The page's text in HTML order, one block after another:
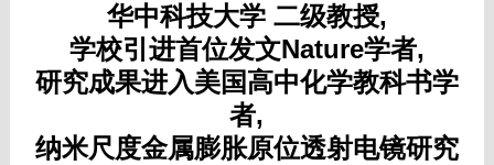
华中科技大学 二级教授,
学校引进首位发文Nature学者,
研究成果进入美国高中化学教科书学
者,
纳米尺度金属膨胀原位透射电镜研究